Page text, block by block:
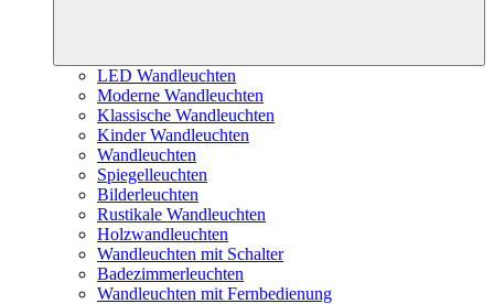
LED Wandleuchten
Moderne Wandleuchten
Klassische Wandleuchten
Kinder Wandleuchten
Wandleuchten
Spiegelleuchten
Bilderleuchten
Rustikale Wandleuchten
Holzwandleuchten
Wandleuchten mit Schalter
Badezimmerleuchten
Wandleuchten mit Fernbedienung